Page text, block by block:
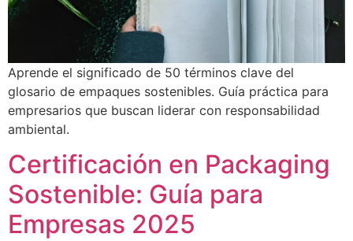
Aprende el significado de 50 términos clave del
glosario de empaques sostenibles. Guía práctica para
empresarios que buscan liderar con responsabilidad
ambiental.
Certificación en Packaging
Sostenible: Guía para
Empresas 2025